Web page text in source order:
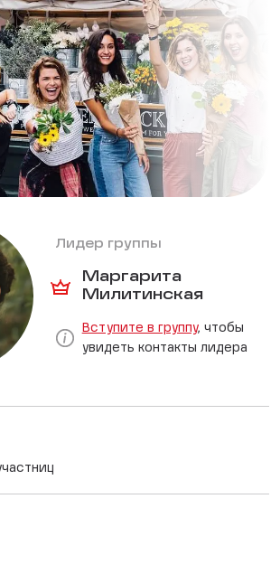
Лидер группы
Маргарита
Милитинская
Вступите в группу, чтобы
увидеть контакты лидера